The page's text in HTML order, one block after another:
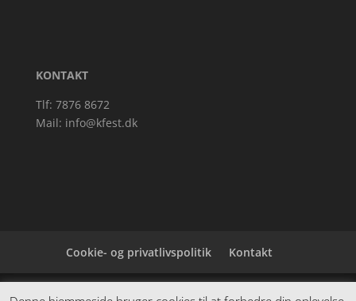
KONTAKT
Tlf: 7876 8672
Mail: info@kfest.dk
Cookie- og privatlivspolitik Kontakt
Denne hjemmeside samler et bredt udvalg af